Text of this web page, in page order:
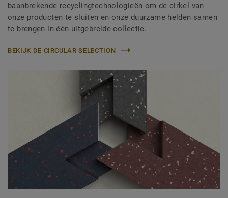
baanbrekende recyclingtechnologieën om de cirkel van
onze producten te sluiten en onze duurzame helden samen
te brengen in één uitgebreide collectie.
BEKIJK DE CIRCULAR SELECTION